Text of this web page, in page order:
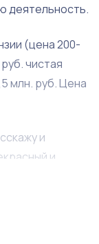
деятельность.
(цена 200-
чистая
млн. руб. Цена
и
и